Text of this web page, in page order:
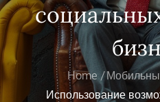
Home
Использование